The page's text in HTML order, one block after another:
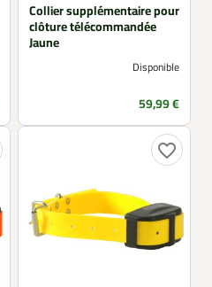
Collier supplémentaire pour
clôture télécommandée
Jaune
Disponible
Prix
59,99 €
favorite_border